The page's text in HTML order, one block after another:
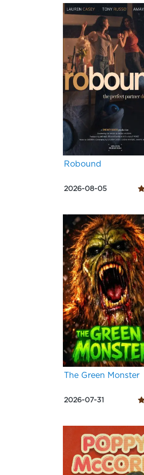
Robound
2026-08-05
The Green Monster
2026-07-31